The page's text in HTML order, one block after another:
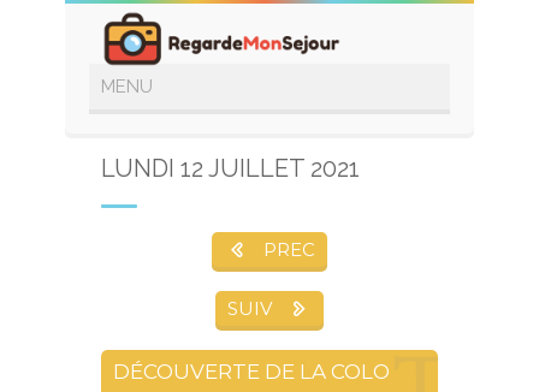
LUNDI 12 JUILLET 2021
PREC
SUIV
DÉCOUVERTE DE LA COLO